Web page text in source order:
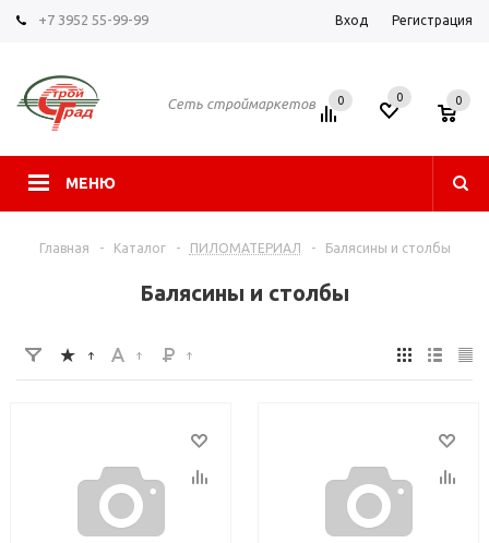
+7 3952 55-99-99 Вход Регистрация
Сеть строймаркетов
МЕНЮ
0 0 0
Главная - Каталог - ПИЛОМАТЕРИАЛ - Балясины и столбы
Балясины и столбы